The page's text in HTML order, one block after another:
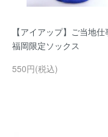
【アイアップ】ご当地仕
福岡限定ソックス
550円(税込)